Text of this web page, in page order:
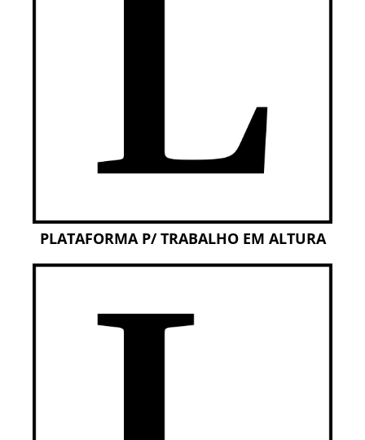
PLATAFORMA P/ TRABALHO EM ALTURA